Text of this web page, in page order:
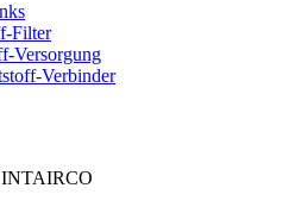
Filter
Versorgung
Verbinder
INTAIRCO